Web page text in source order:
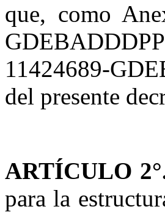
que, como
11424689-
del presente
ARTÍCULO
para la